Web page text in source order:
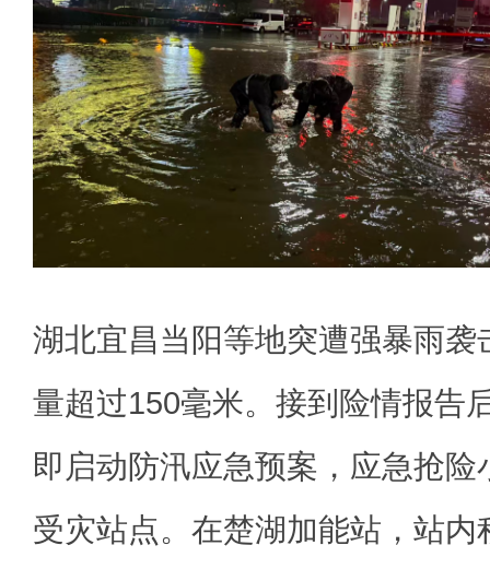
湖北宜昌当阳等地突遭强暴雨袭
量超过150毫米。接到险情报告
即启动防汛应急预案，应急抢
受灾站点。在楚湖加能站，站